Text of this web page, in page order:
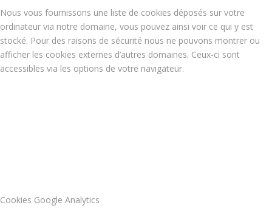
Nous vous fournissons une liste de cookies déposés sur votre
ordinateur via notre domaine, vous pouvez ainsi voir ce qui y est
stocké. Pour des raisons de sécurité nous ne pouvons montrer ou
afficher les cookies externes d’autres domaines. Ceux-ci sont
accessibles via les options de votre navigateur.
Cookies Google Analytics